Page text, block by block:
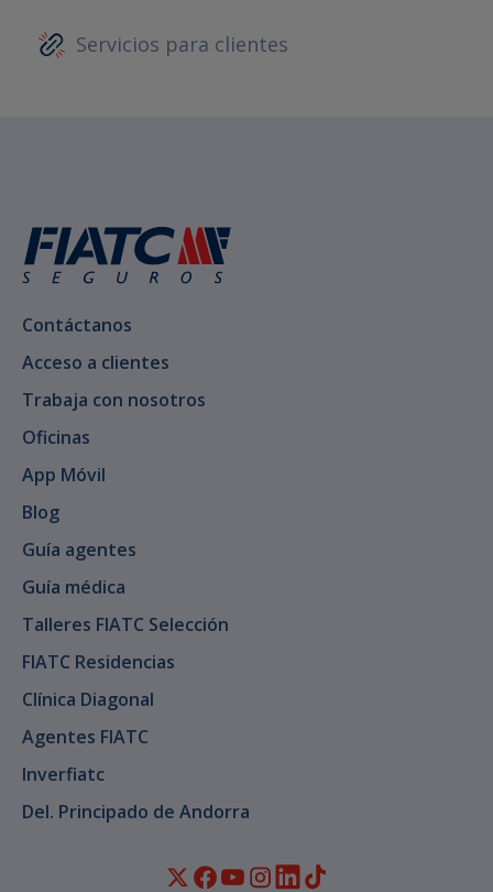
Servicios para clientes
Contáctanos
Acceso a clientes
Trabaja con nosotros
Oficinas
App Móvil
Blog
Guía agentes
Guía médica
Talleres FIATC Selección
FIATC Residencias
Clínica Diagonal
Agentes FIATC
Inverfiatc
Del. Principado de Andorra